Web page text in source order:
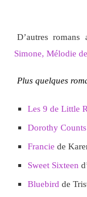
D’autres
Simone, Mélodie
Plus quelques
Les 9 de Little
Dorothy Counts
Francie de
Sweet Sixteen
Bluebird de